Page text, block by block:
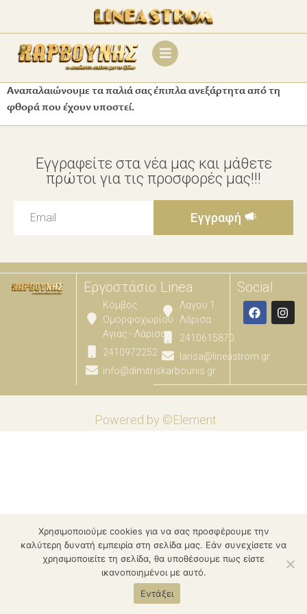
Αναπαλαιώνουμε τα παλιά σας έπιπλα ανεξάρτητα από τη
φθορά που έχουν υποστεί.
Εγγραφείτε στα νέα μας και μάθετε
πρώτοι για τις προσφορές μας!!!
Εγγραφή
Εργοστάσιο
Κόμβος
Ομορφοχωρίου
Αγιας - Λάρισας
2410972252
info@dimitriskarbounis.gr
Linea
Λαγου 1
Λάρισα
2410615870
larisa@lineastrom.gr
Social
Powered by ©Element
Χρησιμοποιούμε cookies για να σας προσφέρουμε την
καλύτερη δυνατή εμπειρία στη σελίδα μας. Εάν συνεχίσετε να
χρησιμοποιείτε τη σελίδα, θα υποθέσουμε πως είστε
ικανοποιημένοι με αυτό.
Εντάξει